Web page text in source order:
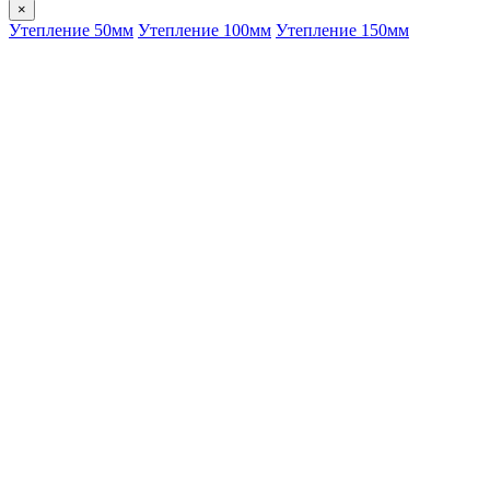
×
Утепление 50мм Утепление 100мм Утепление 150мм